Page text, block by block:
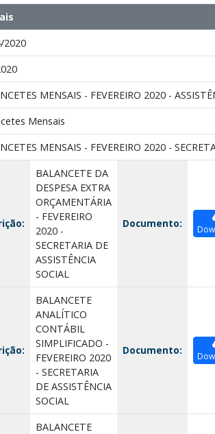
2020
MENSAIS - FEVEREIRO 2020 -
Mensais
MENSAIS - FEVEREIRO 2020 -
BALANCETE DA
DESPESA EXTRA
ORÇAMENTÁRIA
- FEVEREIRO
2020 -
SECRETARIA DE
ASSISTÊNCIA
SOCIAL
Documento:
BALANCETE
ANALÍTICO
CONTÁBIL
SIMPLIFICADO -
FEVEREIRO 2020
- SECRETARIA
DE ASSISTÊNCIA
SOCIAL
Documento:
BALANCETE